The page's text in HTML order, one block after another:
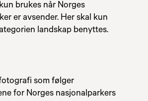
brukes når Norges
er avsender. Her skal kun
landskap benyttes.
som følger
for Norges nasjonalparkers